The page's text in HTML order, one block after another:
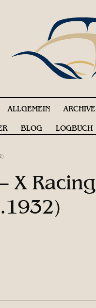
ALLGEMEIN ARCHIVE
BLOG LOGBUCH
X Racing